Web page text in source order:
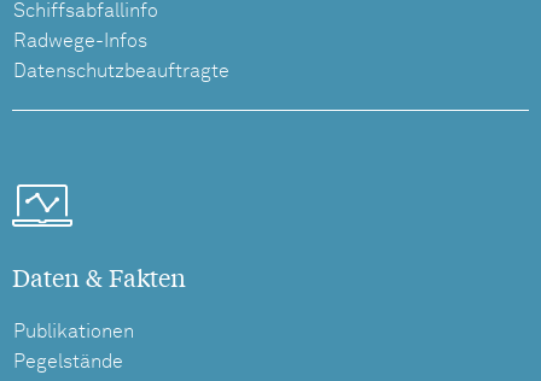
Schiffsabfallinfo
Radwege-Infos
Datenschutzbeauftragte
Daten & Fakten
Publikationen
Pegelstände